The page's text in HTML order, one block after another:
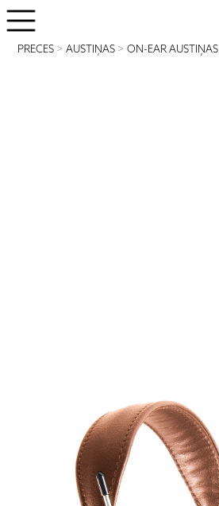
PRECES >AUSTIŅAS >ON-EAR AUSTIŅAS